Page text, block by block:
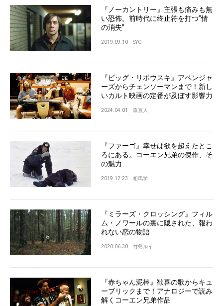
『ノーカントリー』主張も痛みも無
い恐怖。前時代に終止符を打つ”情
の消失”
2019.09.10 SYO
『ビッグ・リボウスキ』アベンジャ
ーズからチェンソーマンまで！新し
いカルト映画の定番が及ぼす影響力
2024.04.01 森直人
『ファーゴ』幸せは欲を超えたとこ
ろにある。コーエン兄弟の傑作、そ
の魅力
2019.12.23 相馬学
『ミラーズ・クロッシング』フィル
ム・ノワールの裏に隠された、報わ
れない恋の物語
2020.06.30 竹島ルイ
『赤ちゃん泥棒』歓喜の歌からキュ
ーブリックまで！アナロジーで読み
解くコーエン兄弟作品